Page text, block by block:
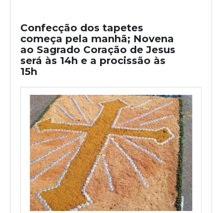
Confecção dos tapetes
começa pela manhã; Novena
ao Sagrado Coração de Jesus
será às 14h e a procissão às
15h